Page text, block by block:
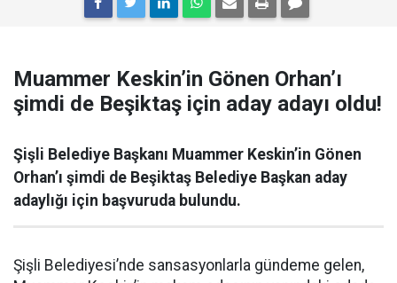
Muammer Keskin’in Gönen Orhan’ı
şimdi de Beşiktaş için aday adayı oldu!
Şişli Belediye Başkanı Muammer Keskin’in Gönen
Orhan’ı şimdi de Beşiktaş Belediye Başkan aday
adaylığı için başvuruda bulundu.
Şişli Belediyesi’nde sansasyonlarla gündeme gelen,